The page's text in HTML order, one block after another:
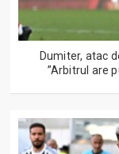
Dumiter, atac
”Arbitrul are